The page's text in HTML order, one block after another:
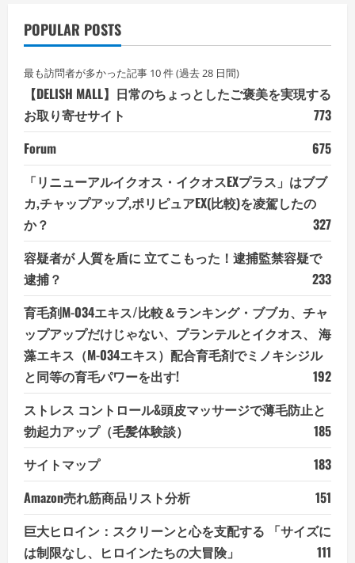
POPULAR POSTS
最も訪問者が多かった記事 10 件 (過去 28 日間)
【DELISH MALL】日常のちょっとしたご褒美を実現する
お取り寄せサイト
773
Forum
675
「リニューアルイクオス・イクオスEXプラス」はブブ
カ,チャップアップ,ポリピュアEX(比較)を凌駕したの
か？
327
容疑者が 人質を盾に 立てこもった！逮捕監禁容疑で
逮捕？
233
育毛剤M-034エキス/比較＆ランキング・ブブカ、チャ
ップアップだけじゃない、プランテルとイクオス、 海
藻エキス（M-034エキス）配合育毛剤でミノキシジル
と同等の育毛パワーを出す!
192
ストレス コントロール&頭皮マッサージで薄毛防止と
勃起力アップ（毛髪体験談）
185
サイトマップ
183
Amazon売れ筋商品リスト分析
151
巨大ヒロイン：スクリーンと心を支配する 「サイズに
は制限なし、ヒロインたちの大冒険」
111